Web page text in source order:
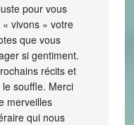
pour vous
vivons » votre
que vous
si gentiment.
récits et
souffle. Merci
merveilles
qui nous